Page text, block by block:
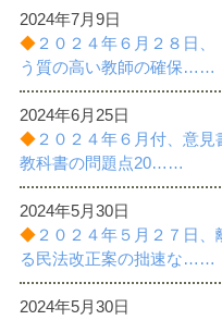
出版物
諸課題
2024年7月9日
◆ ２０２４年６月２８日
う質の高い教師の確保……
2024年6月25日
◆ ２０２４年６月付、意
教科書の問題点20……
2024年5月30日
◆ ２０２４年５月２７日
る民法改正案の拙速な……
2024年5月30日